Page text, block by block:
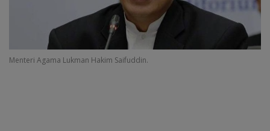
Menteri Agama Lukman Hakim Saifuddin.